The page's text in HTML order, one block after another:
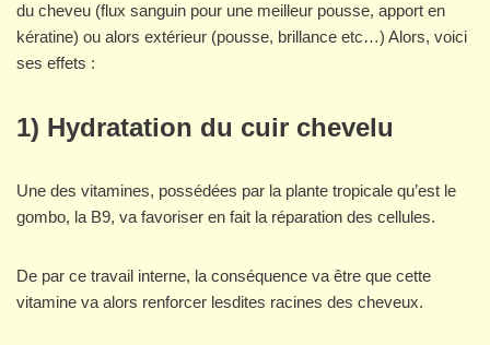
du cheveu (flux sanguin pour une meilleur pousse, apport en
kératine) ou alors extérieur (pousse, brillance etc…) Alors, voici
ses effets :
1) Hydratation du cuir chevelu
Une des vitamines, possédées par la plante tropicale qu’est le
gombo, la B9, va favoriser en fait la réparation des cellules.
De par ce travail interne, la conséquence va être que cette
vitamine va alors renforcer lesdites racines des cheveux.